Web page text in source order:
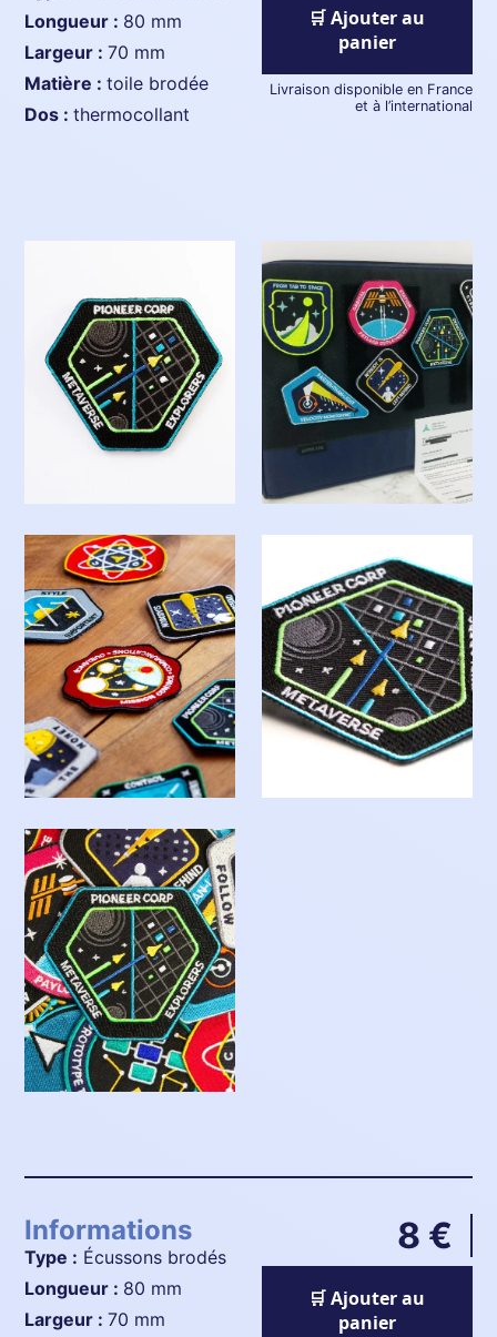
longueur : 80 mm
largeur :70 mm
matière :toile brodée
dos :thermocollant
🛒 Ajouter au
panier
Livraison disponible en France
et à l’international
Informations
Type : Écussons brodés
longueur : 80 mm
largeur :70 mm
8 €
🛒 Ajouter au
panier